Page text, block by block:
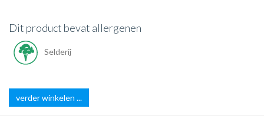
Dit product bevat allergenen
Selderij
verder winkelen ...